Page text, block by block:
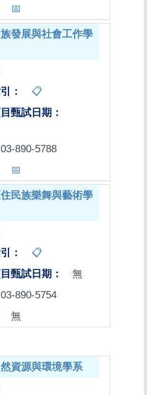
📅
族發展與社會工作學
📋
890-5788
📅
民族樂舞與藝術學
📋
無
890-5754
無
資源與環境學系